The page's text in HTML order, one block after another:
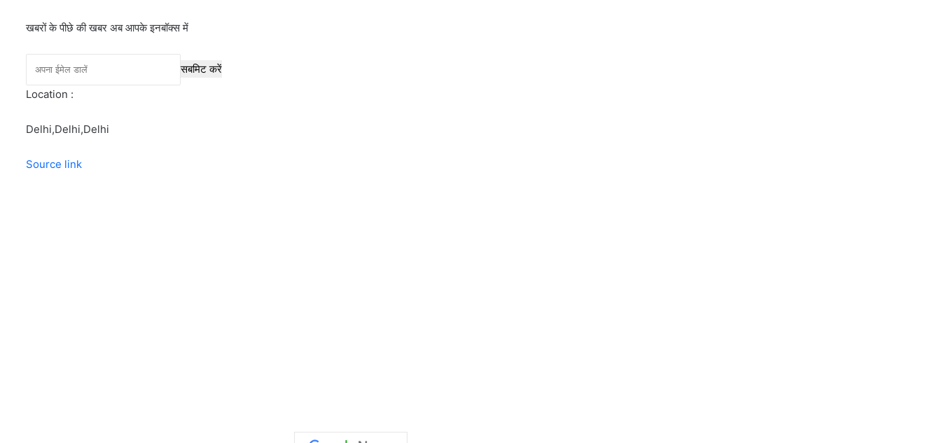
खबरों के पीछे की खबर अब आपके इनबॉक्‍स में
सबमिट करें
Location :
Delhi,Delhi,Delhi
Source link